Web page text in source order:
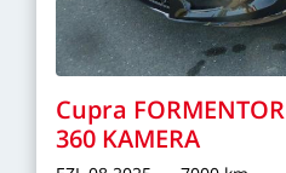
Cupra FORMENTOR
360 KAMERA